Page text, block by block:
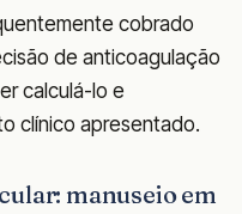
cobrado
de anticoagulação
calculá-lo e
clínico apresentado.
manuseio em